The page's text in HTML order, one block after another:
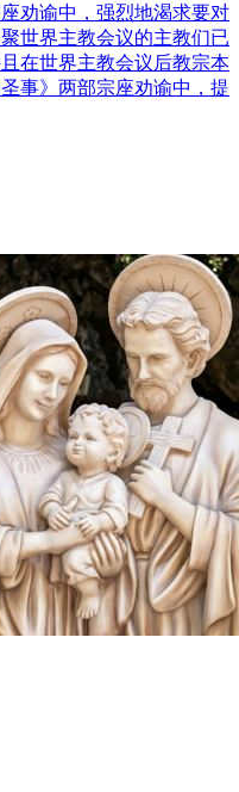
劝谕中，强烈地渴求要对
世界主教会议的主教们已
在世界主教会议后教宗本
事》两部宗座劝谕中，提